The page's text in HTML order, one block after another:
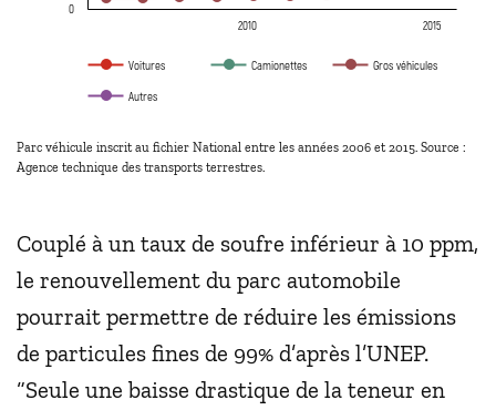
2010 2015
0
Voitures Camionettes Gros véhicules
Autres
Parc véhicule inscrit au fichier National entre les années 2006 et 2015. Source :
Agence technique des transports terrestres.
Couplé à un taux de soufre inférieur à 10 ppm,
le renouvellement du parc automobile
pourrait permettre de réduire les émissions
de particules fines de 99% d’après l’UNEP.
“Seule une baisse drastique de la teneur en